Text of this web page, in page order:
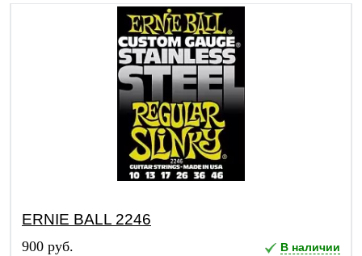
ERNIE BALL 2246
900 руб. В наличии